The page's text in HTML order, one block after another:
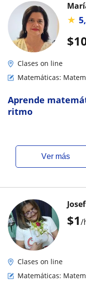
$
★
Clases on line
Matemáticas:
Aprende
ritmo
ver más
$1/
Clases on line
Matemáticas: